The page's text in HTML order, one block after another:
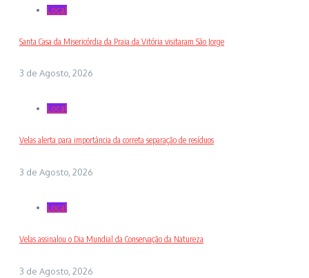
Local
Santa Casa da Misericórdia da Praia da Vitória visitaram São Jorge
3 de Agosto, 2026
Local
Velas alerta para importância da correta separação de resíduos
3 de Agosto, 2026
Local
Velas assinalou o Dia Mundial da Conservação da Natureza
3 de Agosto, 2026